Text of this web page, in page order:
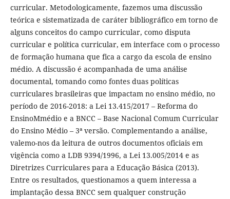
curricular. Metodologicamente, fazemos uma discussão
teórica e sistematizada de caráter bibliográfico em torno de
alguns conceitos do campo curricular, como disputa
curricular e política curricular, em interface com o processo
de formação humana que fica a cargo da escola de ensino
médio. A discussão é acompanhada de uma análise
documental, tomando como fontes duas políticas
curriculares brasileiras que impactam no ensino médio, no
período de 2016-2018: a Lei 13.415/2017 – Reforma do
EnsinoMmédio e a BNCC – Base Nacional Comum Curricular
do Ensino Médio – 3ª versão. Complementando a análise,
valemo-nos da leitura de outros documentos oficiais em
vigência como a LDB 9394/1996, a Lei 13.005/2014 e as
Diretrizes Curriculares para a Educação Básica (2013).
Entre os resultados, questionamos a quem interessa a
implantação dessa BNCC sem qualquer construção